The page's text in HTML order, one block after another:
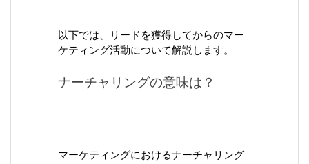
以下では、リードを獲得してからのマー
ケティング活動について解説します。
ナーチャリングの意味は？
マーケティングにおけるナーチャリング